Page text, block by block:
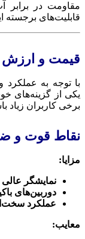
مقاومت در برابر
قابلیت‌های برجسته
قیمت و ارزش
با توجه به
یکی از گزینه‌های
برخی کاربران زیاد
نقاط قوت و
مزایا:
نمایشگر عالی
دوربین‌های
عملکرد
معایب: